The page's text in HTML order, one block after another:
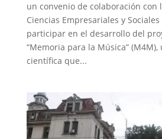
un convenio de colaboración con
Ciencias Empresariales y Sociales
participar en el desarrollo del
“Memoria para la Música”
científica que...